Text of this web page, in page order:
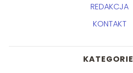
REDAKCJA
KONTAKT